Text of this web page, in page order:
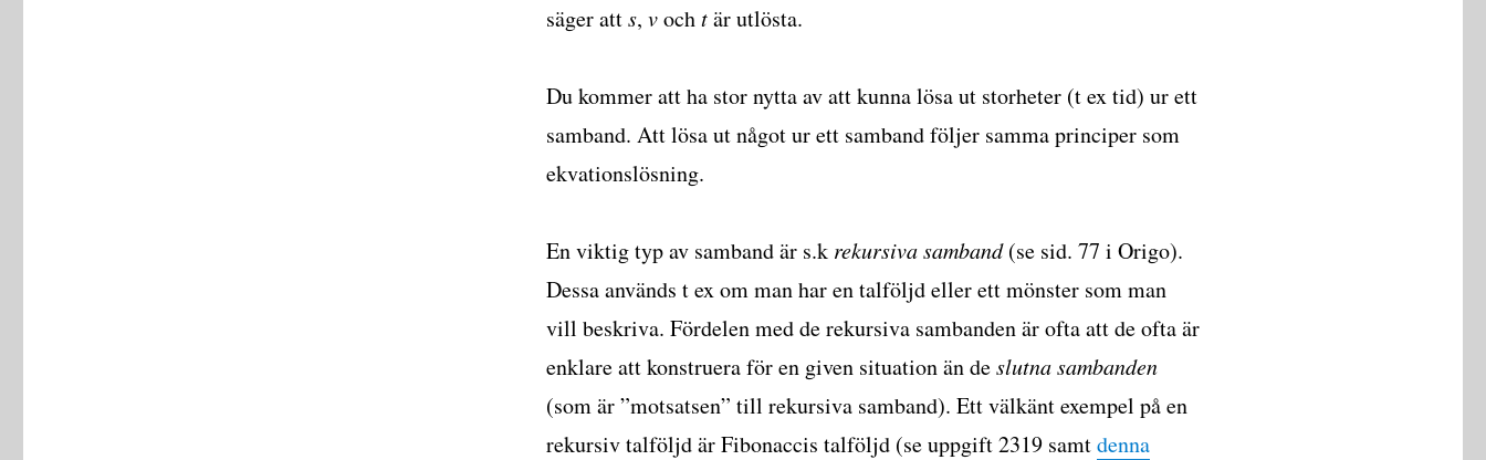
säger atts,vochtär utlösta.
Du kommer att ha stor nytta av att kunna lösa ut storheter (t ex tid) ur ett
samband. Att lösa ut något ur ett samband följer samma principer som
ekvationslösning.
En viktig typ av samband är s.k rekursiva samband(se sid. 77 i Origo).
Dessa används t ex om man har en talföljd eller ett mönster som man
vill beskriva. Fördelen med de rekursiva sambanden är ofta att de ofta är
enklare att konstruera för en given situation än deslutna sambanden
(som är ”motsatsen” till rekursiva samband). Ett välkänt exempel på en
rekursiv talföljd är Fibonaccis talföljd (se uppgift 2319 samtdenna